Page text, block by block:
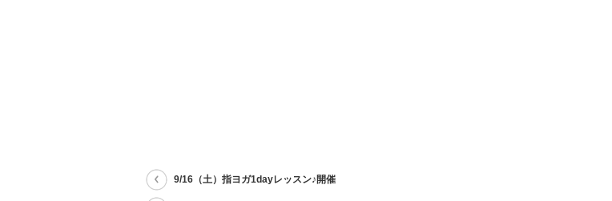
9/16（土）指ヨガ1dayレッスン♪開催